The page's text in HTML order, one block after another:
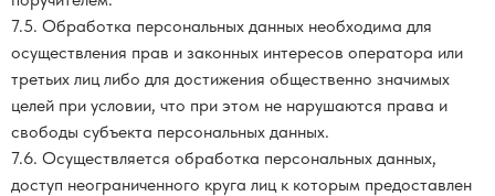
7.5. Обработка персональных данных необходима для
осуществления прав и законных интересов оператора или
третьих лиц либо для достижения общественно значимых
целей при условии, что при этом не нарушаются права и
свободы субъекта персональных данных.
7.6. Осуществляется обработка персональных данных,
доступ неограниченного круга лиц к которым предоставлен